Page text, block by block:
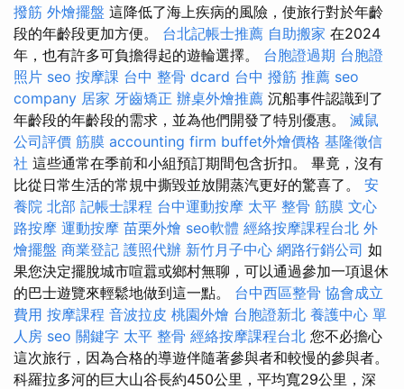
撥筋 外燴擺盤 這降低了海上疾病的風險，使旅行對於年齡
段的年齡段更加方便。 台北記帳士推薦 自助搬家 在2024
年，也有許多可負擔得起的遊輪選擇。 台胞證過期 台胞證
照片 seo 按摩課 台中 整骨 dcard 台中 撥筋 推薦 seo
company 居家 牙齒矯正 辦桌外燴推薦 沉船事件認識到了
年齡段的年齡段的需求，並為他們開發了特別優惠。 滅鼠
公司評價 筋膜 accounting firm buffet外燴價格 基隆徵信
社 這些通常在季前和小組預訂期間包含折扣。 畢竟，沒有
比從日常生活的常規中撕毀並放開蒸汽更好的驚喜了。 安
養院 北部 記帳士課程 台中運動按摩 太平 整骨 筋膜 文心
路按摩 運動按摩 苗栗外燴 seo軟體 經絡按摩課程台北 外
燴擺盤 商業登記 護照代辦 新竹月子中心 網路行銷公司 如
果您決定擺脫城市喧囂或鄉村無聊，可以通過參加一項退休
的巴士遊覽來輕鬆地做到這一點。 台中西區整骨 協會成立
費用 按摩課程 音波拉皮 桃園外燴 台胞證新北 養護中心 單
人房 seo 關鍵字 太平 整骨 經絡按摩課程台北 您不必擔心
這次旅行，因為合格的導遊伴隨著參與者和較慢的參與者。
科羅拉多河的巨大山谷長約450公里，平均寬29公里，深